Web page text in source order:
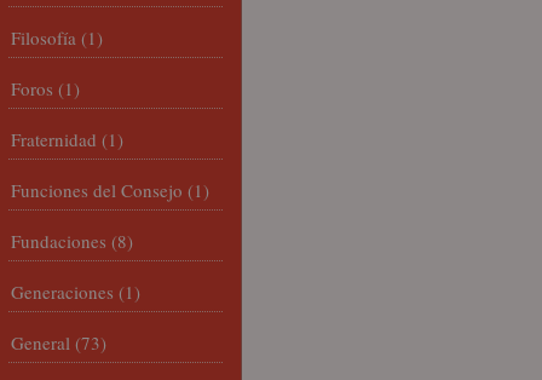
Filosofía (1)
Foros (1)
Fraternidad (1)
Funciones del Consejo (1)
Fundaciones (8)
Generaciones (1)
General (73)